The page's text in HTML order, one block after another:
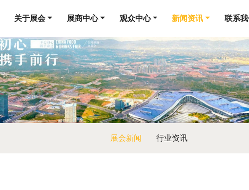
关于展会 展商中心 观众中心 新闻资讯 联系我
展会新闻 行业资讯